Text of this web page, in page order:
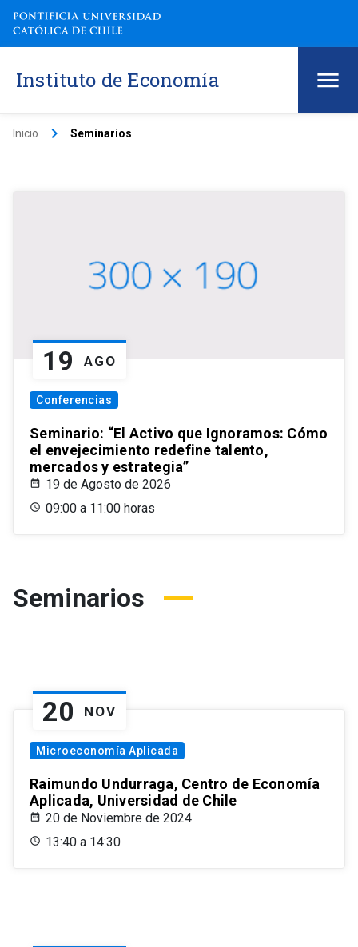
Instituto de Economía
Inicio keyboard_arrow_right Seminarios
19 AGO
Conferencias
Seminario: “El Activo que Ignoramos: Cómo
el envejecimiento redefine talento,
mercados y estrategia”
19 de Agosto de 2026
09:00 a 11:00 horas
Seminarios
20 NOV
Microeconomía Aplicada
Raimundo Undurraga, Centro de Economía
Aplicada, Universidad de Chile
20 de Noviembre de 2024
13:40 a 14:30